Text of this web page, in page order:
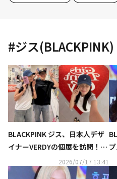
#ジス(BLACKPINK)
BLACKPINK ジス、日本人デザ
イナーVERDYの個展を訪問！変
わらぬ友情をアピール2026/07/17 13:41